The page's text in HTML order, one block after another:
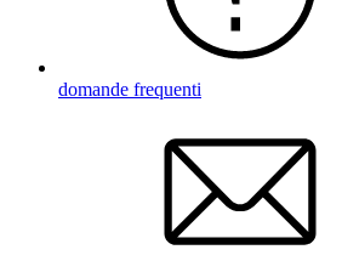
domande frequenti